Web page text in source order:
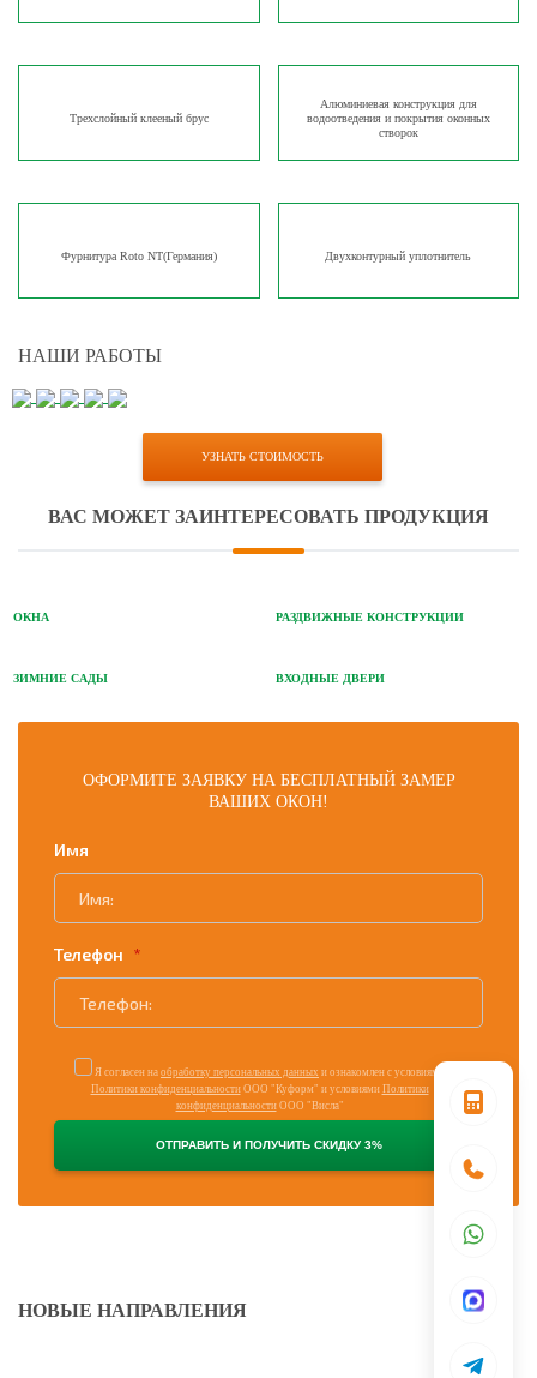
Трехслойный клееный брус
Алюминиевая конструкция для
водоотведения и покрытия оконных
створок
Фурнитура Roto NT(Германия) Двухконтурный уплотнитель
НАШИ РАБОТЫ
УЗНАТЬ СТОИМОСТЬ
ВАС МОЖЕТ ЗАИНТЕРЕСОВАТЬ ПРОДУКЦИЯ
ОКНА РАЗДВИЖНЫЕ КОНСТРУКЦИИ
ЗИМНИЕ САДЫ ВХОДНЫЕ ДВЕРИ
ОФОРМИТЕ ЗАЯВКУ НА БЕСПЛАТНЫЙ ЗАМЕР
ВАШИХ ОКОН!
Имя
Телефон
Я согласен на обработку персональных данных и ознакомлен с условиями
Политики конфиденциальностиООО "Куформ" и условиями Политики
конфиденциальностиООО "Висла"
НОВЫЕ НАПРАВЛЕНИЯ